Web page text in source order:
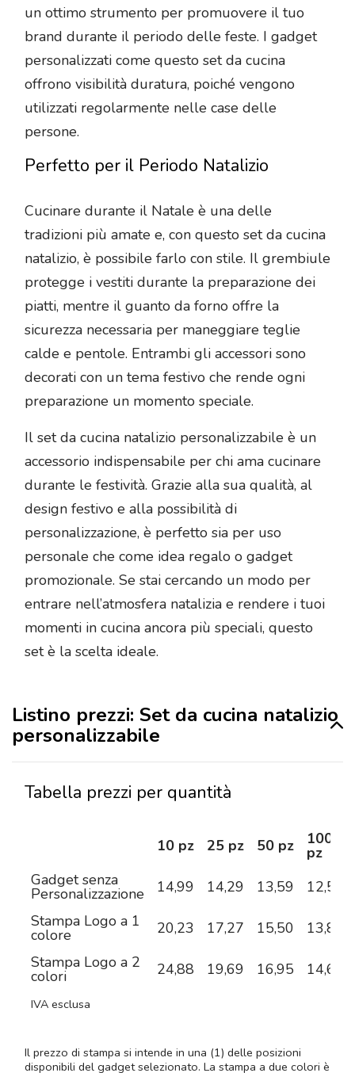
un ottimo strumento per promuovere il tuo
brand durante il periodo delle feste. I gadget
personalizzati come questo set da cucina
offrono visibilità duratura, poiché vengono
utilizzati regolarmente nelle case delle
persone.
Perfetto per il Periodo Natalizio
Cucinare durante il Natale è una delle
tradizioni più amate e, con questo set da cucina
natalizio, è possibile farlo con stile. Il grembiule
protegge i vestiti durante la preparazione dei
piatti, mentre il guanto da forno offre la
sicurezza necessaria per maneggiare teglie
calde e pentole. Entrambi gli accessori sono
decorati con un tema festivo che rende ogni
preparazione un momento speciale.
Il set da cucina natalizio personalizzabile è un
accessorio indispensabile per chi ama cucinare
durante le festività. Grazie alla sua qualità, al
design festivo e alla possibilità di
personalizzazione, è perfetto sia per uso
personale che come idea regalo o gadget
promozionale. Se stai cercando un modo per
entrare nell’atmosfera natalizia e rendere i tuoi
momenti in cucina ancora più speciali, questo
set è la scelta ideale.
Listino prezzi: Set da cucina natalizio
personalizzabile
Tabella prezzi per quantità
10 pz 25 pz 50 pz 100
pz
Gadget senza
Personalizzazione 14,99 14,29 13,59
12,55
Stampa Logo a 1
colore 20,23 17,27 15,50
13,86
Stampa Logo a 2
colori 24,88 19,69 16,95 14,66
IVA esclusa
Il prezzo di stampa si intende in una (1) delle posizioni
disponibili del gadget selezionato. La stampa a due colori è